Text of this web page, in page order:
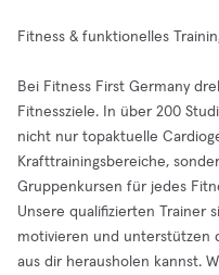
Fitness & funktionelles
Bei Fitness First Germany
Fitnessziele. In über 200
nicht nur topaktuelle
Krafttrainingsbereiche,
Gruppenkursen für jedes
Unsere qualifizierten Trainer
motivieren und unterstützen
aus dir herausholen kannst.